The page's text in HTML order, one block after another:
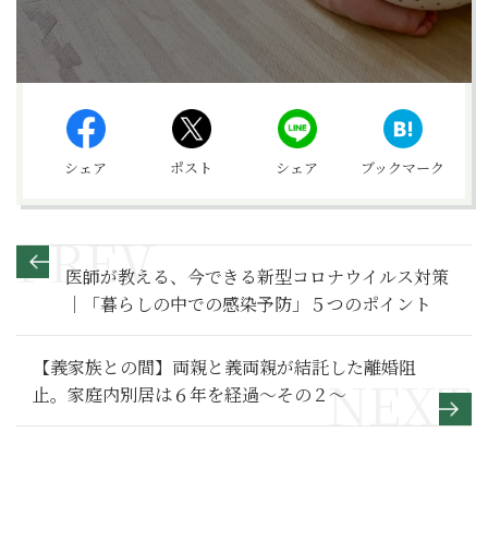
シェア ポスト シェア ブックマーク
医師が教える、今できる新型コロナウイルス対策
｜「暮らしの中での感染予防」５つのポイント
【義家族との間】両親と義両親が結託した離婚阻
止。家庭内別居は６年を経過～その２～